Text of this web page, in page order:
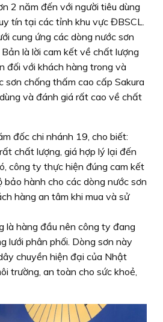
2 năm đến với người tiêu dùng
tín tại các tỉnh khu vực ĐBSCL.
cung ứng các dòng nước sơn
là lời cam kết về chất lượng
đối với khách hàng trong và
sơn chống thấm cao cấp Sakura
và đánh giá rất cao về chất
đốc chi nhánh 19, cho biết:
chất lượng, giá hợp lý lại đến
công ty thực hiện đúng cam kết
hành cho các dòng nước sơn
hàng an tâm khi mua và sử
là hàng đầu nên công ty đang
lưới phân phối. Dòng sơn này
chuyền hiện đại của Nhật
trường, an toàn cho sức khoẻ,